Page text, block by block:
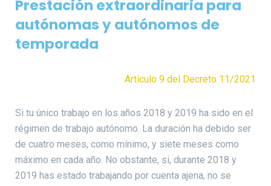
Prestación extraordinaria para
autónomas y autónomos de
temporada
Artículo 9 del Decreto 11/2021
Si tu único trabajo en los años 2018 y 2019 ha sido en el
régimen de trabajo autónomo. La duración ha debido ser
de cuatro meses, como mínimo, y siete meses como
máximo en cada año. No obstante, si, durante 2018 y
2019 has estado trabajando por cuenta ajena, no se